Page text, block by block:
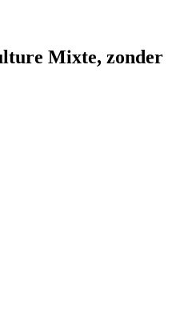
Mixte, zonder